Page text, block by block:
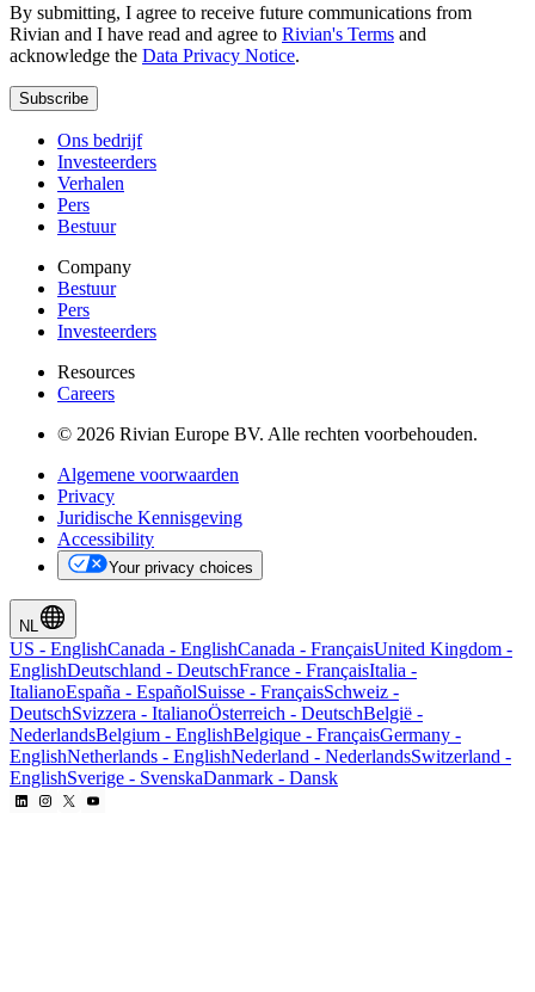
By submitting, I agree to receive future communications from
Rivian and I have read and agree to Rivian's Terms and
acknowledge the Data Privacy Notice.
Subscribe
Ons bedrijf
Investeerders
Verhalen
Pers
Bestuur
Company
Bestuur
Pers
Investeerders
Resources
Careers
© 2026 Rivian Europe BV. Alle rechten voorbehouden.
Algemene voorwaarden
Privacy
Juridische Kennisgeving
Accessibility
Your privacy choices
NL
US - EnglishCanada - EnglishCanada - FrançaisUnited Kingdom -
EnglishDeutschland - DeutschFrance - FrançaisItalia -
ItalianoEspaña - EspañolSuisse - FrançaisSchweiz -
DeutschSvizzera - ItalianoÖsterreich - DeutschBelgië -
NederlandsBelgium - EnglishBelgique - FrançaisGermany -
EnglishNetherlands - EnglishNederland - NederlandsSwitzerland -
EnglishSverige - SvenskaDanmark - Dansk